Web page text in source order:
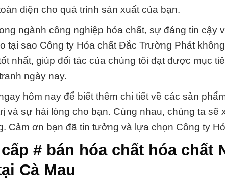
diện cho quá trình sản xuất của bạn.
ngành công nghiệp hóa chất, sự đáng tin cậy
tại sao Công ty Hóa chất Đắc Trường Phát
nhất, giúp đối tác của chúng tôi đạt được mục
ngày nay.
hôm nay để biết thêm chi tiết về các sản
và sự hài lòng cho bạn. Cùng nhau, chúng ta
Cảm ơn bạn đã tin tưởng và lựa chọn Công ty
# bán hóa chất hóa chất
Cà Mau